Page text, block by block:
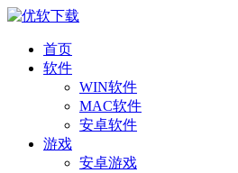
首页
软件
WIN软件
MAC软件
安卓软件
游戏
安卓游戏